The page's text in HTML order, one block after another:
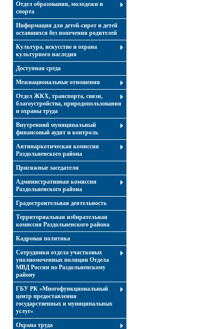
Отдел образования, молодежи и
спорта
Информация для детей-сирот и детей
оставшихся без попечения родителей
Культура, искусство и охрана
культурного наследия
Доступная среда
Межнациональные отношения
Отдел ЖКХ, транспорта, связи,
благоустройства, природопользования
и охраны труда
Внутренний муниципальный
финансовый аудит и контроль
Антинаркотическая комиссия
Раздольненского района
Присяжные заседатели
Административная комиссия
Раздольненского района
Градостроительная деятельность
Территориальная избирательная
комиссия Раздольненского района
Кадровая политика
Сотрудники отдела участковых
уполномоченных полиции Отдела
МВД России по Раздольненскому
району
ГБУ РК «Многофункциональный
центр предоставления
государственных и муниципальных
услуг»
Охрана труда